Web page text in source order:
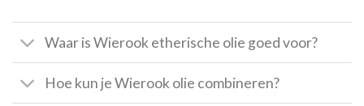
Waar is Wierook etherische olie goed voor?
Hoe kun je Wierook olie combineren?